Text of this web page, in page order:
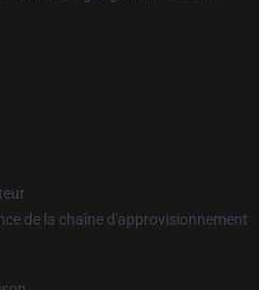
de la chaîne d'approvisionnement